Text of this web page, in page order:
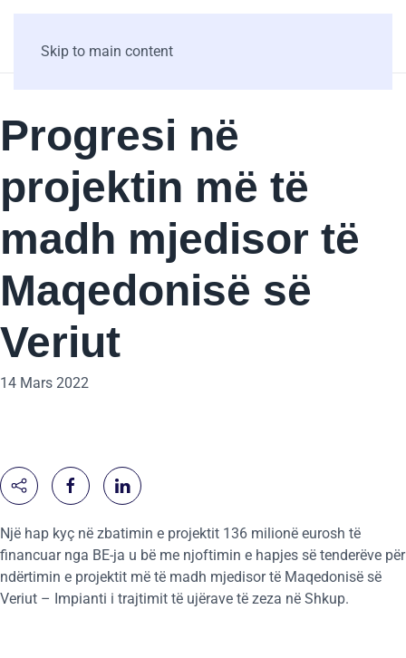
Skip to main content
Progresi në
projektin më të
madh mjedisor të
Maqedonisë së
Veriut
14 Mars 2022
Një hap kyç në zbatimin e projektit 136 milionë eurosh të
financuar nga BE-ja u bë me njoftimin e hapjes së tenderëve për
ndërtimin e projektit më të madh mjedisor të Maqedonisë së
Veriut – Impianti i trajtimit të ujërave të zeza në Shkup.